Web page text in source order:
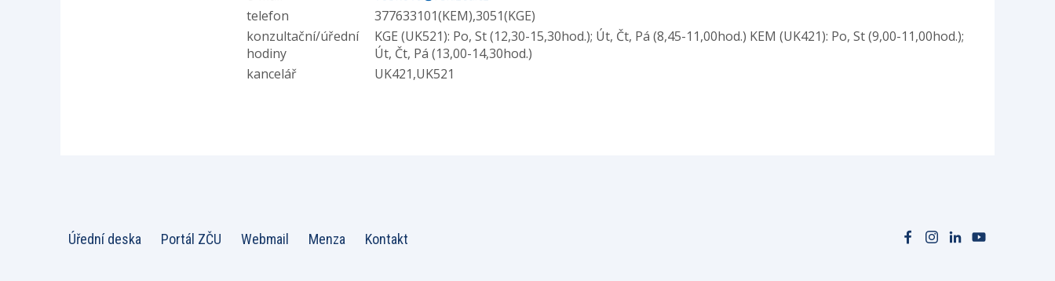
telefon
377633101(KEM),3051(KGE)
konzultační/úřední
hodiny
KGE (UK521): Po, St (12,30-15,30hod.); Út, Čt, Pá (8,45-11,00hod.) KEM (UK421): Po, St (9,00-11,00hod.);
Út, Čt, Pá (13,00-14,30hod.)
kancelář
UK421,UK521
Úřední deska Portál ZČU Webmail Menza Kontakt